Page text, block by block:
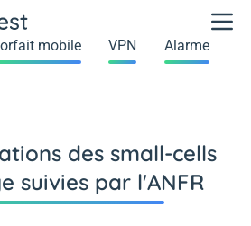
mobile VPN Alarme
des small-cells
suivies par l'ANFR